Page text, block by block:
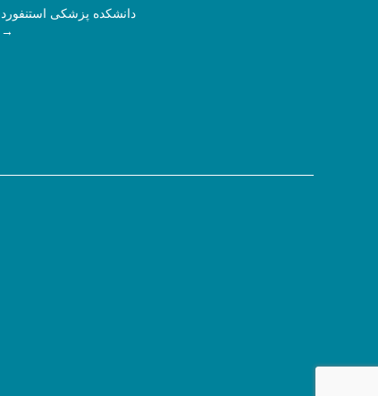
دانشکده پزشکی استنفورد